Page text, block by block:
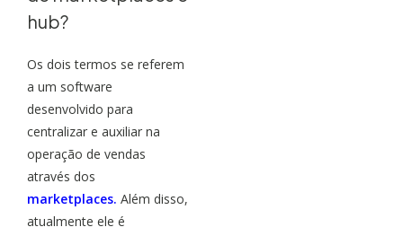
hub?
Os dois termos se referem
a um software
desenvolvido para
centralizar e auxiliar na
operação de vendas
através dos
marketplaces. Além disso,
atualmente ele é